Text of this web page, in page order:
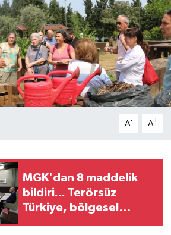
A- A+
MGK'dan 8 maddelik
bildiri... Terörsüz
Türkiye, bölgesel